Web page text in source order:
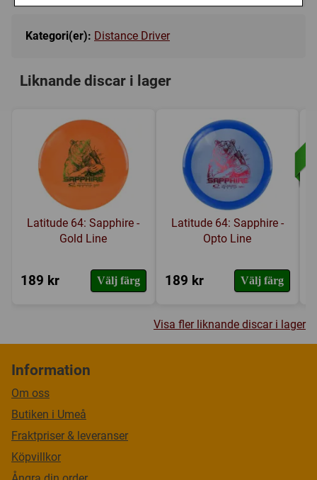
Kategori(er): Distance Driver
Liknande discar i lager
Latitude 64: Sapphire -
Gold Line
189 kr Välj färg
Latitude 64: Sapphire -
Opto Line
189 kr Välj färg
Visa fler liknande discar i lager
Information
Om oss
Butiken i Umeå
Fraktpriser & leveranser
Köpvillkor